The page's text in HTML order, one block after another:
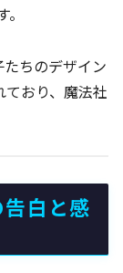
ちのデザイン
おり、魔法社
白と感